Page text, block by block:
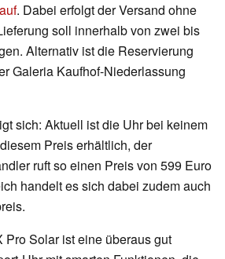
. Dabei erfolgt der Versand ohne
soll innerhalb von zwei bis
Alternativ ist die Reservierung
Galeria Kaufhof-Niederlassung
sich: Aktuell ist die Uhr bei keinem
Preis erhältlich, der
ruft so einen Preis von 599 Euro
handelt es sich dabei zudem auch
Pro Solar ist eine überaus gut